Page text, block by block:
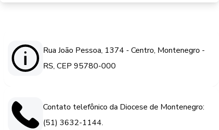
Rua João Pessoa, 1374 - Centro, Montenegro -
RS, CEP 95780-000
Contato telefônico da Diocese de Montenegro:
(51) 3632-1144.